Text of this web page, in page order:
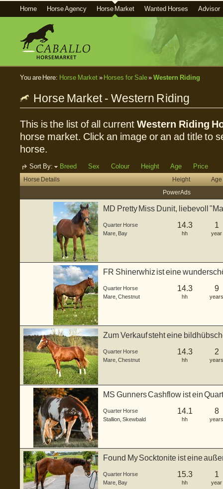
Home Horse Agency Horse Market Wanted Horses Advisor
You are Here: Horse Market» Horses for Sale»Western Riding
Horse Market - Western Riding
This is the list of all current Western Riding
horse market. Click an image or an ad title to
horse.
Sort By: Breed Sex Colour Height Age Price
Horse Details Height
Age
Power Ads
MD Pretty Miss Dunit, liebevoll
Quarter Horse
Mare Bay
14.3
hh
1
year
FR Shinerwhiz ist eine
Quarter Horse
Mare Chestnut
14.3
hh
9
years
Zum Verkauf steht eine
Quarter Horse
Mare Chestnut
14.3
hh
2
years
MS Gunners Cashflow ist ein
Quarter Horse
Stallion Skewbald
14.1
hh
8
years
Found My Socktonite ist eine
Quarter Horse
Mare Bay
15.3
hh
1
year